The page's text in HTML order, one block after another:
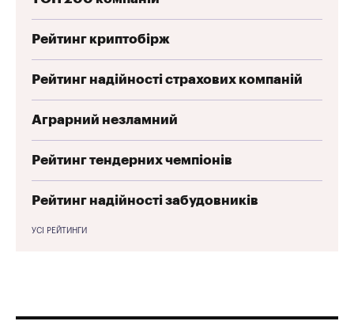
Рейтинг криптобірж
Рейтинг надійності страхових компаній
Аграрний незламний
Рейтинг тендерних чемпіонів
Рейтинг надійності забудовників
УСІ РЕЙТИНГИ